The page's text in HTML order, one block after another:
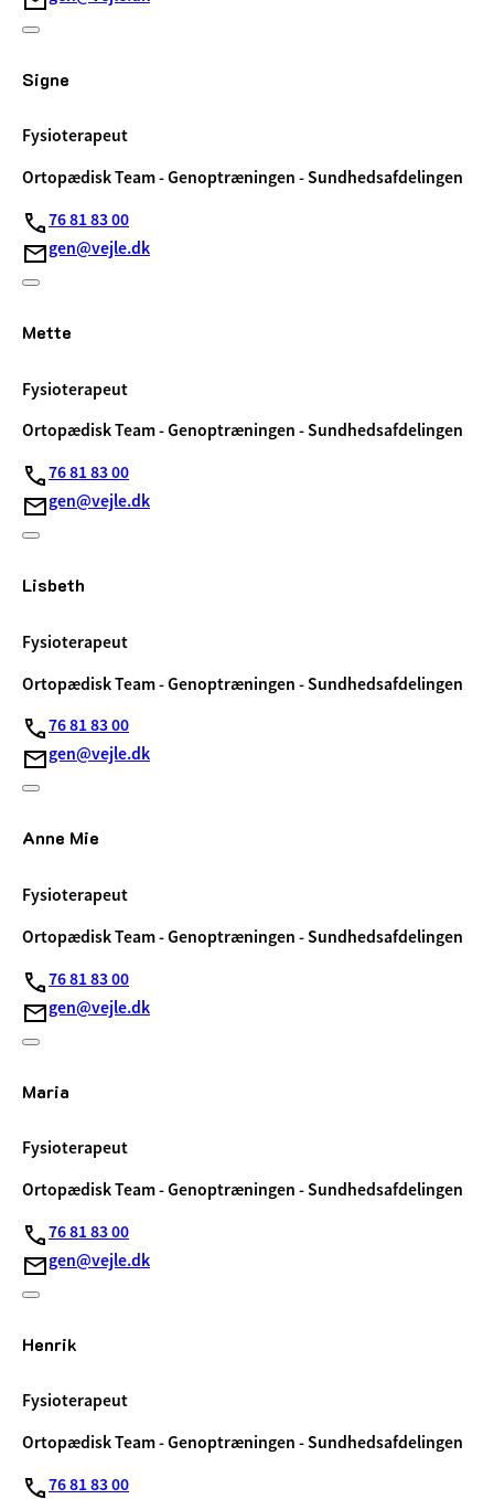
Signe
Fysioterapeut
Ortopædisk Team - Genoptræningen - Sundhedsafdelingen
76 81 83 00
gen@vejle.dk
Mette
Fysioterapeut
Ortopædisk Team - Genoptræningen - Sundhedsafdelingen
76 81 83 00
gen@vejle.dk
Lisbeth
Fysioterapeut
Ortopædisk Team - Genoptræningen - Sundhedsafdelingen
76 81 83 00
gen@vejle.dk
Anne Mie
Fysioterapeut
Ortopædisk Team - Genoptræningen - Sundhedsafdelingen
76 81 83 00
gen@vejle.dk
Maria
Fysioterapeut
Ortopædisk Team - Genoptræningen - Sundhedsafdelingen
76 81 83 00
gen@vejle.dk
Henrik
Fysioterapeut
Ortopædisk Team - Genoptræningen - Sundhedsafdelingen
76 81 83 00